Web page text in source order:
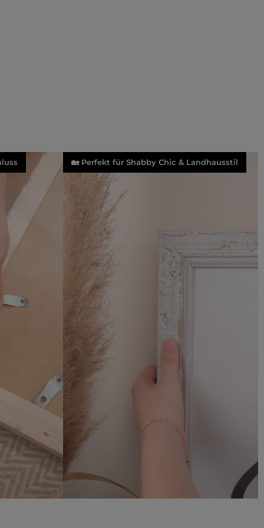
🏡 Perfekt für Shabby Chic & Landhausstil